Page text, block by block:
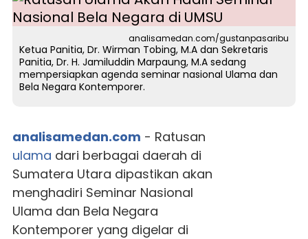
analisamedan.com/gustanpasaribu
Ketua Panitia, Dr. Wirman Tobing, M.A dan Sekretaris
Panitia, Dr. H. Jamiluddin Marpaung, M.A sedang
mempersiapkan agenda seminar nasional Ulama dan
Bela Negara Kontemporer.
analisamedan.com - Ratusan
ulama dari berbagai daerah di
Sumatera Utara dipastikan akan
menghadiri Seminar Nasional
Ulama dan Bela Negara
Kontemporer yang digelar di